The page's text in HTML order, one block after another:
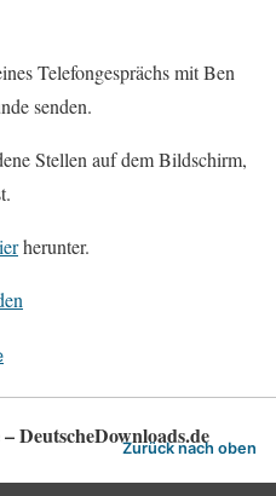
Telefongesprächs mit Ben
senden.
Stellen auf dem Bildschirm,
herunter.
DeutscheDownloads.de
Zurück nach oben